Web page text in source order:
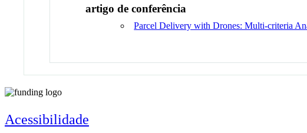
artigo de conferência
Parcel Delivery with Drones: Multi-criteria
Acessibilidade